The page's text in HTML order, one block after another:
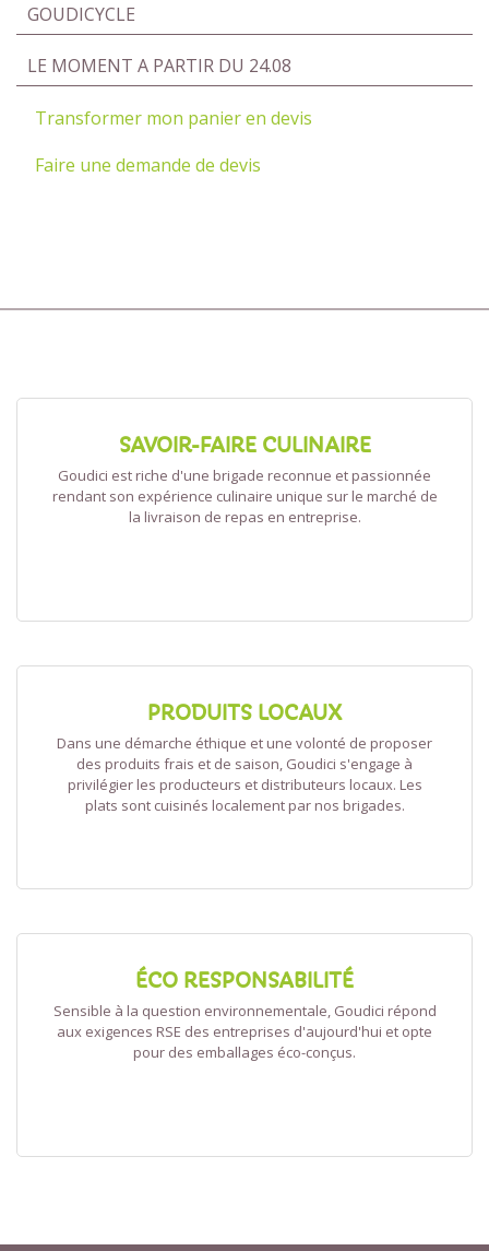
GOUDICYCLE
LE MOMENT A PARTIR DU 24.08
Transformer mon panier en devis
Faire une demande de devis
SAVOIR-FAIRE CULINAIRE
Goudici est riche d'une brigade reconnue et passionnée
rendant son expérience culinaire unique sur le marché de
la livraison de repas en entreprise.
PRODUITS LOCAUX
Dans une démarche éthique et une volonté de proposer
des produits frais et de saison, Goudici s'engage à
privilégier les producteurs et distributeurs locaux. Les
plats sont cuisinés localement par nos brigades.
ÉCO RESPONSABILITÉ
Sensible à la question environnementale, Goudici répond
aux exigences RSE des entreprises d'aujourd'hui et opte
pour des emballages éco-conçus.